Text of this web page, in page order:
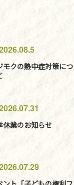
モクの熱中症対策につ
休業のお知らせ